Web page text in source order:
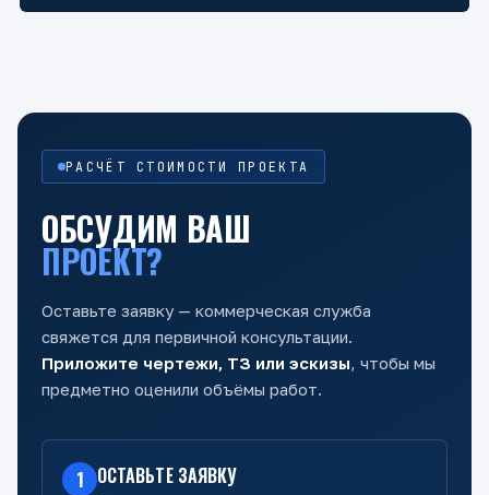
РАСЧЁТ СТОИМОСТИ ПРОЕКТА
ОБСУДИМ ВАШ
ПРОЕКТ?
Оставьте заявку — коммерческая служба
свяжется для первичной консультации.
Приложите чертежи, ТЗ или эскизы, чтобы мы
предметно оценили объёмы работ.
1 ОСТАВЬТЕ ЗАЯВКУ